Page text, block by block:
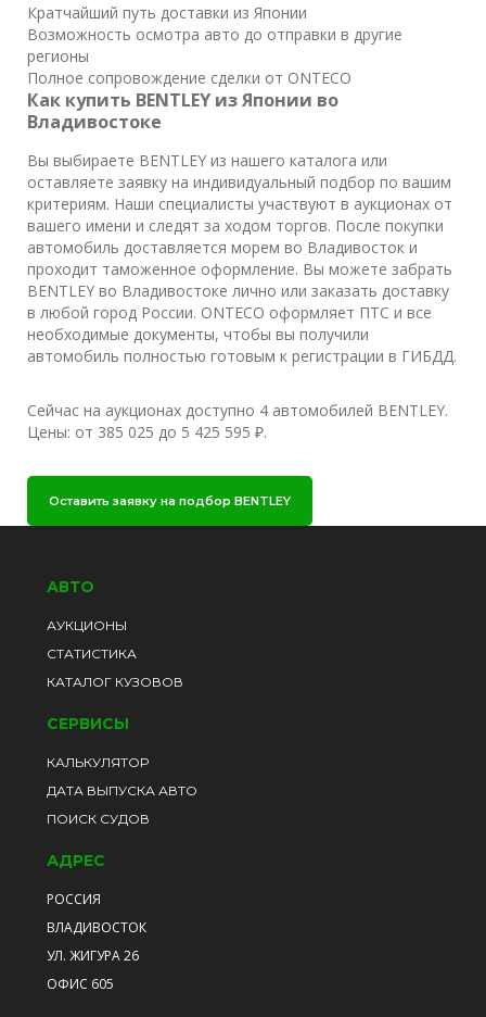
Кратчайший путь доставки из Японии
Возможность осмотра авто до отправки в другие
регионы
Полное сопровождение сделки от ONTECO
Как купить BENTLEY из Японии во
Владивостоке
Вы выбираете BENTLEY из нашего каталога или
оставляете заявку на индивидуальный подбор по вашим
критериям. Наши специалисты участвуют в аукционах от
вашего имени и следят за ходом торгов. После покупки
автомобиль доставляется морем во Владивосток и
проходит таможенное оформление. Вы можете забрать
BENTLEY во Владивостоке лично или заказать доставку
в любой город России. ONTECO оформляет ПТС и все
необходимые документы, чтобы вы получили
автомобиль полностью готовым к регистрации в ГИБДД.
Сейчас на аукционах доступно 4 автомобилей BENTLEY.
Цены: от 385 025 до 5 425 595 ₽.
Оставить заявку на подбор BENTLEY
АВТО
АУКЦИОНЫ
СТАТИСТИКА
КАТАЛОГ КУЗОВОВ
СЕРВИСЫ
КАЛЬКУЛЯТОР
ДАТА ВЫПУСКА АВТО
ПОИСК СУДОВ
АДРЕС
РОССИЯ
ВЛАДИВОСТОК
УЛ. ЖИГУРА 26
ОФИС 605